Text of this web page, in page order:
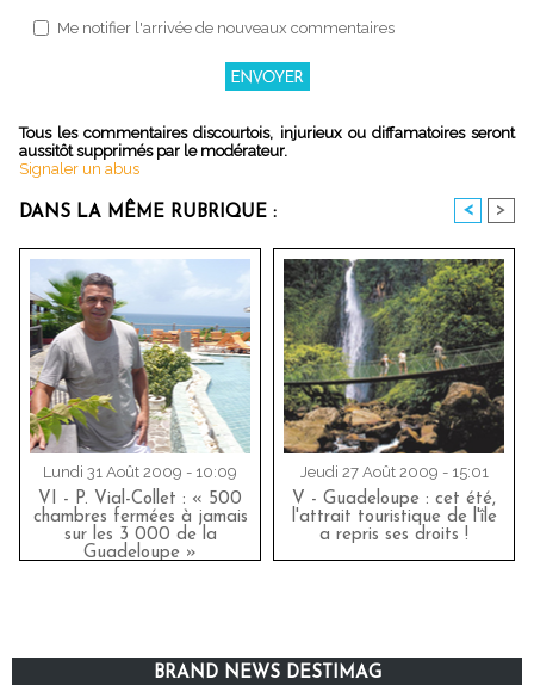
Me notifier l'arrivée de nouveaux commentaires
Tous les commentaires discourtois, injurieux ou diffamatoires seront
aussitôt supprimés par le modérateur.
Signaler un abus
DANS LA MÊME RUBRIQUE : < >
Lundi 31 Août 2009 - 10:09
VI - P. Vial-Collet : « 500
chambres fermées à jamais
sur les 3 000 de la
Guadeloupe »
Jeudi 27 Août 2009 - 15:01
V - Guadeloupe : cet été,
l'attrait touristique de l'île
a repris ses droits !
BRAND NEWS DESTIMAG